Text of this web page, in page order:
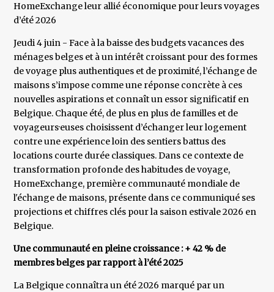
HomeExchange leur allié économique pour leurs voyages
d’été 2026
Jeudi 4 juin - Face à la baisse des budgets vacances des
ménages belges et à un intérêt croissant pour des formes
de voyage plus authentiques et de proximité, l’échange de
maisons s’impose comme une réponse concrète à ces
nouvelles aspirations et connaît un essor significatif en
Belgique. Chaque été, de plus en plus de familles et de
voyageurs·euses choisissent d’échanger leur logement
contre une expérience loin des sentiers battus des
locations courte durée classiques. Dans ce contexte de
transformation profonde des habitudes de voyage,
HomeExchange, première communauté mondiale de
l'échange de maisons, présente dans ce communiqué ses
projections et chiffres clés pour la saison estivale 2026 en
Belgique.
Une communauté en pleine croissance : + 42 % de
membres belges par rapport à l’été 2025
La Belgique connaîtra un été 2026 marqué par un